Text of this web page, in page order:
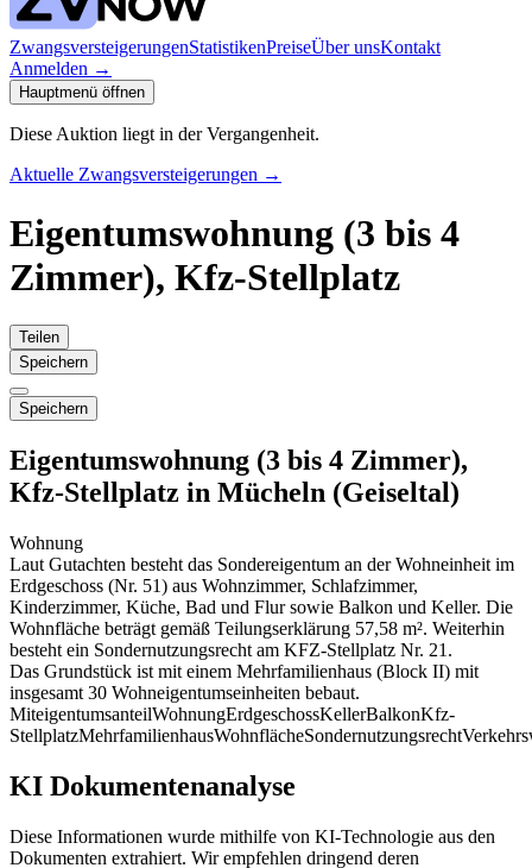
ZwangsversteigerungenStatistikenPreiseÜber unsKontakt
Anmelden →
Hauptmenü öffnen
Diese Auktion liegt in der Vergangenheit.
Aktuelle Zwangsversteigerungen →
Eigentumswohnung (3 bis 4
Zimmer), Kfz-Stellplatz
Teilen
Speichern
Speichern
Eigentumswohnung (3 bis 4 Zimmer),
Kfz-Stellplatz in Mücheln (Geiseltal)
Wohnung
Laut Gutachten besteht das Sondereigentum an der Wohneinheit im
Erdgeschoss (Nr. 51) aus Wohnzimmer, Schlafzimmer,
Kinderzimmer, Küche, Bad und Flur sowie Balkon und Keller. Die
Wohnfläche beträgt gemäß Teilungserklärung 57,58 m². Weiterhin
besteht ein Sondernutzungsrecht am KFZ-Stellplatz Nr. 21.
Das Grundstück ist mit einem Mehrfamilienhaus (Block II) mit
insgesamt 30 Wohneigentumseinheiten bebaut.
MiteigentumsanteilWohnungErdgeschossKellerBalkonKfz-
StellplatzMehrfamilienhausWohnflächeSondernutzungsrecht
KI Dokumentenanalyse
Diese Informationen wurde mithilfe von KI-Technologie aus den
Dokumenten extrahiert. Wir empfehlen dringend deren